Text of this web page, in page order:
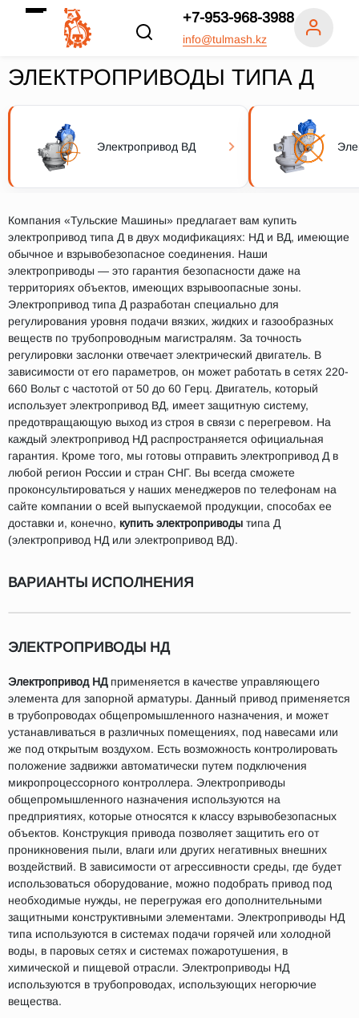
+7-953-968-3988
info@tulmash.kz
ЭЛЕКТРОПРИВОДЫ ТИПА Д
Электропривод ВД
Компания «Тульские Машины» предлагает вам купить
электропривод типа Д в двух модификациях: НД и ВД, имеющие
обычное и взрывобезопасное соединения. Наши
электроприводы — это гарантия безопасности даже на
территориях объектов, имеющих взрывоопасные зоны.
Электропривод типа Д разработан специально для
регулирования уровня подачи вязких, жидких и газообразных
веществ по трубопроводным магистралям. За точность
регулировки заслонки отвечает электрический двигатель. В
зависимости от его параметров, он может работать в сетях 220-
660 Вольт с частотой от 50 до 60 Герц. Двигатель, который
использует электропривод ВД, имеет защитную систему,
предотвращающую выход из строя в связи с перегревом. На
каждый электропривод НД распространяется официальная
гарантия. Кроме того, мы готовы отправить электропривод Д в
любой регион России и стран СНГ. Вы всегда сможете
проконсультироваться у наших менеджеров по телефонам на
сайте компании о всей выпускаемой продукции, способах ее
доставки и, конечно, купить электроприводы типа Д
(электропривод НД или электропривод ВД).
ВАРИАНТЫ ИСПОЛНЕНИЯ
ЭЛЕКТРОПРИВОДЫ НД
Электропривод НДприменяется в качестве управляющего
элемента для запорной арматуры. Данный привод применяется
в трубопроводах общепромышленного назначения, и может
устанавливаться в различных помещениях, под навесами или
же под открытым воздухом. Есть возможность контролировать
положение задвижки автоматически путем подключения
микропроцессорного контроллера. Электроприводы
общепромышленного назначения используются на
предприятиях, которые относятся к классу взрывобезопасных
объектов. Конструкция привода позволяет защитить его от
проникновения пыли, влаги или других негативных внешних
воздействий. В зависимости от агрессивности среды, где будет
использоваться оборудование, можно подобрать привод под
необходимые нужды, не перегружая его дополнительными
защитными конструктивными элементами. Электроприводы НД
типа используются в системах подачи горячей или холодной
воды, в паровых сетях и системах пожаротушения, в
химической и пищевой отрасли. Электроприводы НД
используются в трубопроводах, использующих негорючие
вещества.